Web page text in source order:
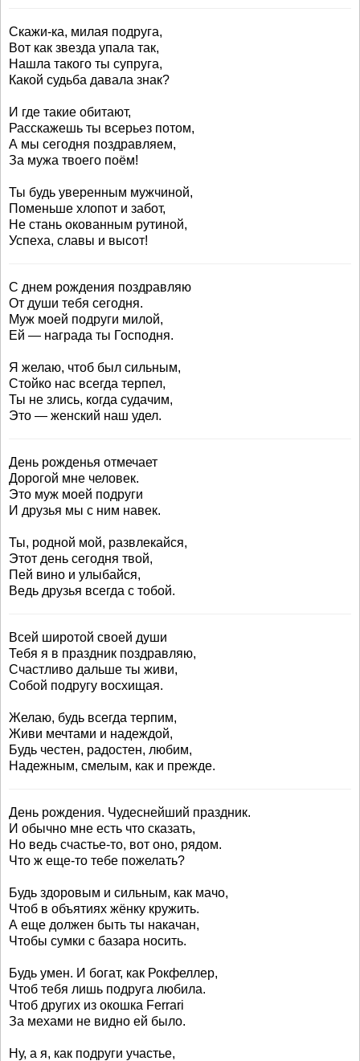
Скажи-ка, милая подруга,
Вот как звезда упала так,
Нашла такого ты супруга,
Какой судьба давала знак?
И где такие обитают,
Расскажешь ты всерьез потом,
А мы сегодня поздравляем,
За мужа твоего поём!
Ты будь уверенным мужчиной,
Поменьше хлопот и забот,
Не стань окованным рутиной,
Успеха, славы и высот!
С днем рождения поздравляю
От души тебя сегодня.
Муж моей подруги милой,
Ей — награда ты Господня.
Я желаю, чтоб был сильным,
Стойко нас всегда терпел,
Ты не злись, когда судачим,
Это — женский наш удел.
День рожденья отмечает
Дорогой мне человек.
Это муж моей подруги
И друзья мы с ним навек.
Ты, родной мой, развлекайся,
Этот день сегодня твой,
Пей вино и улыбайся,
Ведь друзья всегда с тобой.
Всей широтой своей души
Тебя я в праздник поздравляю,
Счастливо дальше ты живи,
Собой подругу восхищая.
Желаю, будь всегда терпим,
Живи мечтами и надеждой,
Будь честен, радостен, любим,
Надежным, смелым, как и прежде.
День рождения. Чудеснейший праздник.
И обычно мне есть что сказать,
Но ведь счастье-то, вот оно, рядом.
Что ж еще-то тебе пожелать?
Будь здоровым и сильным, как мачо,
Чтоб в объятиях жёнку кружить.
А еще должен быть ты накачан,
Чтобы сумки с базара носить.
Будь умен. И богат, как Рокфеллер,
Чтоб тебя лишь подруга любила.
Чтоб других из окошка Ferrari
За мехами не видно ей было.
Ну, а я, как подруги участье,